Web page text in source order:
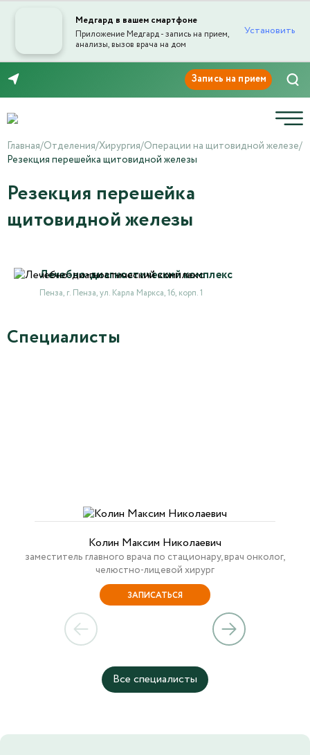
Медгард в вашем смартфоне
Приложение Медгард - запись на прием,
анализы, вызов врача на дом
Установить
Главная/Отделения/Хирургия/Операции на щитовидной железе/
Резекция перешейка щитовидной железы
Резекция перешейка
щитовидной железы
Лечебно-диагностический комплекс
Пенза, г. Пенза, ул. Карла Маркса, 16, корп. 1
Специалисты
Колин Максим Николаевич
заместитель главного врача по стационару, врач онколог,
челюстно-лицевой хирург
ЗАПИСАТЬСЯ
Все специалисты